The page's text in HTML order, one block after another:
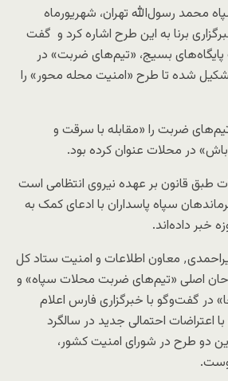
محمد رسول‌الله تهران، شهریورماه
برنا به این طرح اشاره کرد و گفت
پایگاه‌های بسیج، «تیم‌های ضربت» در
شده تا طرح «امنیت محله محور» را
ضربت را «مقابله با سرقت و
در محلات عنوان کرده بود.
طبق قانون بر عهده نیروی انتظامی است
سپاه پاسداران با ادعای کمک به
خبر داد‌ه‌اند.
۲۴ شهریورماه مجید میراحمدی٬ معاون اطلاعات و امنیت ستاد کل
اصلی «تیم‌های ضربت محلات سپاه» و
در گفت‌وگو با خبرگزاری فارس اعلام
اعتراضات احتمالی جدید در سالگرد
دو طرح در شورای امنیت کشور،